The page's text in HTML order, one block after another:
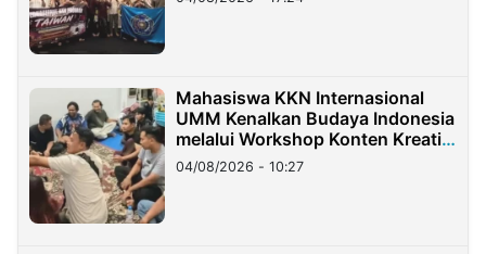
Mahasiswa KKN Internasional
UMM Kenalkan Budaya Indonesia
melalui Workshop Konten Kreatif
di Taiwan
04/08/2026 - 10:27